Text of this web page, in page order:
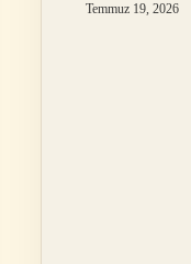
Temmuz 19, 2026